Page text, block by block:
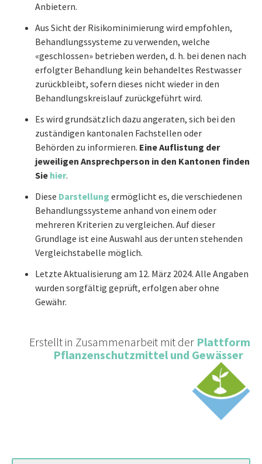
Anbietern.
Aus Sicht der Risikominimierung wird empfohlen,
Behandlungssysteme zu verwenden, welche
«geschlossen» betrieben werden, d. h. bei denen nach
erfolgter Behandlung kein behandeltes Restwasser
zurückbleibt, sofern dieses nicht wieder in den
Behandlungskreislauf zurückgeführt wird.
Es wird grundsätzlich dazu angeraten, sich bei den
zuständigen kantonalen Fachstellen oder
Behörden zu informieren. Eine Auflistung der
jeweiligen Ansprechperson in den Kantonen finden
Sie hier.
Diese Darstellung ermöglicht es, die verschiedenen
Behandlungssysteme anhand von einem oder
mehreren Kriterien zu vergleichen. Auf dieser
Grundlage ist eine Auswahl aus der unten stehenden
Vergleichstabelle möglich.
Letzte Aktualisierung am 12. März 2024. Alle Angaben
wurden sorgfältig geprüft, erfolgen aber ohne
Gewähr.
Erstellt in Zusammenarbeit mit der Plattform
Pflanzenschutzmittel und Gewässer